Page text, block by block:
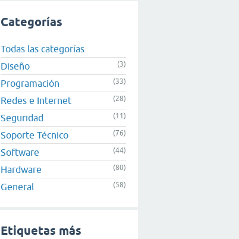
Categorías
Todas las categorías
Diseño
(3)
Programación (33)
Redes e Internet (28)
Seguridad (11)
Soporte Técnico (76)
Software (44)
Hardware (80)
General (58)
Etiquetas más